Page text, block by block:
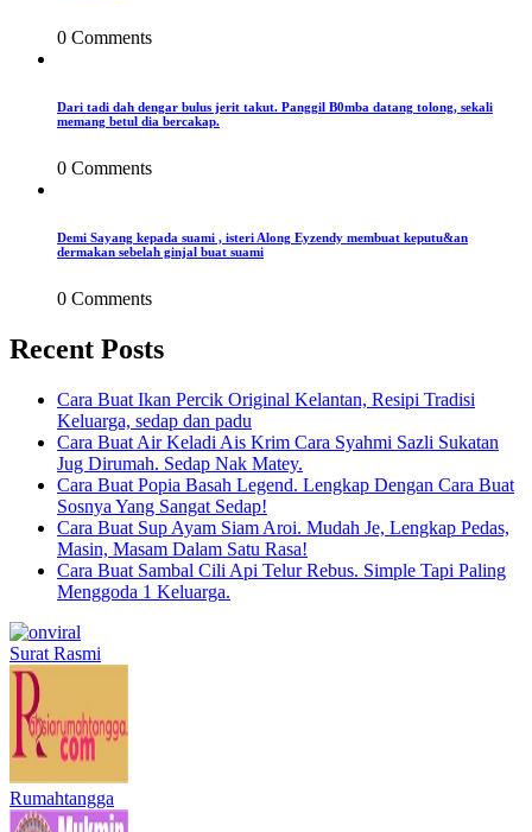
0 Comments
Dari tadi dah dengar bulus jerit takut. Panggil B0mba datang tolong, sekali
memang betul dia bercakap.
0 Comments
Demi Sayang kepada suami , isteri Along Eyzendy membuat keputu&an
dermakan sebelah ginjal buat suami
0 Comments
Recent Posts
Cara Buat Ikan Percik Original Kelantan, Resipi Tradisi
Keluarga, sedap dan padu
Cara Buat Air Keladi Ais Krim Cara Syahmi Sazli Sukatan
Jug Dirumah. Sedap Nak Matey.
Cara Buat Popia Basah Legend. Lengkap Dengan Cara Buat
Sosnya Yang Sangat Sedap!
Cara Buat Sup Ayam Siam Aroi. Mudah Je, Lengkap Pedas,
Masin, Masam Dalam Satu Rasa!
Cara Buat Sambal Cili Api Telur Rebus. Simple Tapi Paling
Menggoda 1 Keluarga.
Surat Rasmi
Rumahtangga